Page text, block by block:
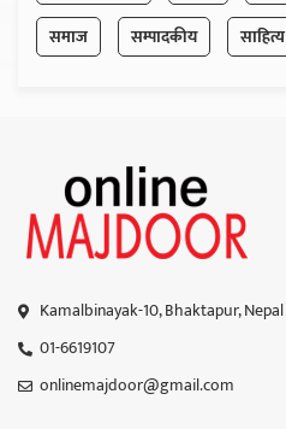
समाज
सम्पादकीय साहित्य
Kamalbinayak-10, Bhaktapur, Nepal
01-6619107
onlinemajdoor@gmail.com